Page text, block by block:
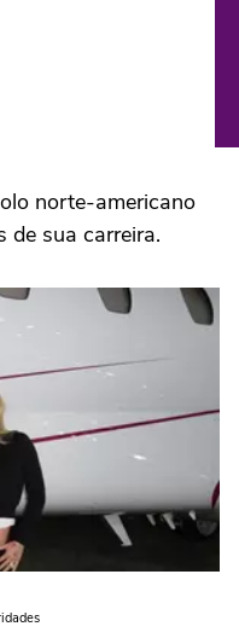
norte-americano
de sua carreira.